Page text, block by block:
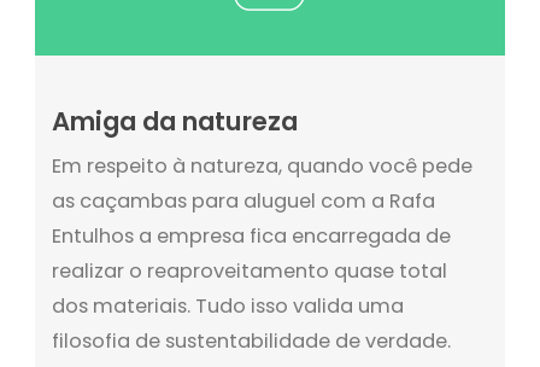
Amiga da natureza
Em respeito à natureza, quando você pede
as caçambas para aluguel com a Rafa
Entulhos a empresa fica encarregada de
realizar o reaproveitamento quase total
dos materiais. Tudo isso valida uma
filosofia de sustentabilidade de verdade.